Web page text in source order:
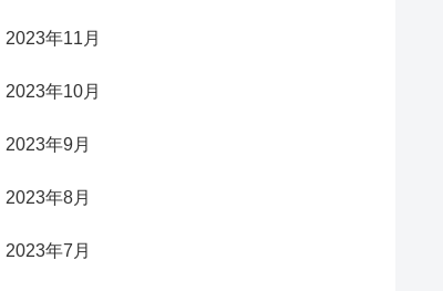
2023年11月
2023年10月
2023年9月
2023年8月
2023年7月